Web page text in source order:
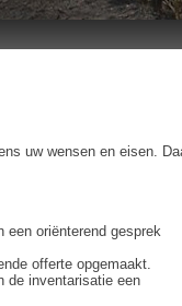
uw wensen en eisen.
een oriënterend gesprek
offerte opgemaakt.
de inventarisatie een